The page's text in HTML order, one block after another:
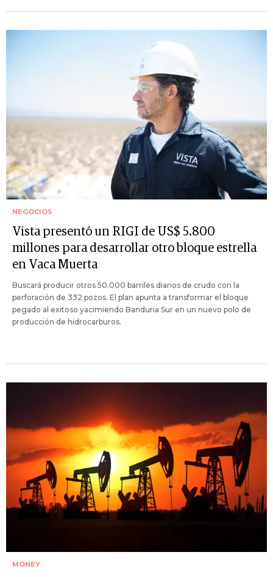
NEGOCIOS
Vista presentó un RIGI de US$ 5.800
millones para desarrollar otro bloque estrella
en Vaca Muerta
Buscará producir otros 50.000 barriles diarios de crudo con la
perforación de 332 pozos. El plan apunta a transformar el bloque
pegado al exitoso yacimiendo Banduria Sur en un nuevo polo de
producción de hidrocarburos.
MONEY